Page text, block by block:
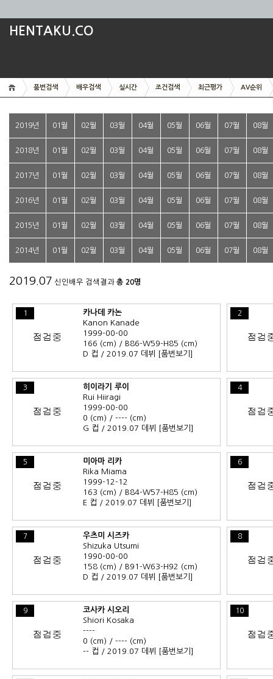
HENTAKU.CO
품번검색 배우검색 실시간 조건검색 최근평가 AV순위
2019년 01월 02월 03월 04월 05월 06월 07월 08월
2018년 01월 02월 03월 04월 05월 06월 07월 08월
2017년 01월 02월 03월 04월 05월 06월 07월 08월
2016년 01월 02월 03월 04월 05월 06월 07월 08월
2015년 01월 02월 03월 04월 05월 06월 07월 08월
2014년 01월 02월 03월 04월 05월 06월 07월 08월
2019.07 신인배우 검색결과 총 20명
1
카나데 카논
Kanon Kanade
1999-00-00
166 (cm) / B86-W59-H85 (cm)
D 컵 / 2019.07 데뷔
[품번보기]
2
3
히이라기 루이
Rui Hiiragi
1999-00-00
0 (cm) / ---- (cm)
G 컵 / 2019.07 데뷔
[품번보기]
4
5
미아마 리카
Rika Miama
1999-12-12
163 (cm) / B84-W57-H85 (cm)
E 컵 / 2019.07 데뷔
[품번보기]
6
7
우츠미 시즈카
Shizuka Utsumi
1990-00-00
158 (cm) / B91-W63-H92 (cm)
D 컵 / 2019.07 데뷔
[품번보기]
8
9
코사카 시오리
Shiori Kosaka
----
0 (cm) / ---- (cm)
-- 컵 / 2019.07 데뷔
[품번보기]
10